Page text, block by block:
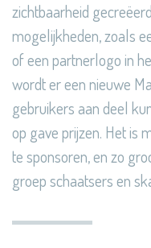
zichtbaarheid
mogelijkheden, zoals
of een partnerlogo in
wordt er een nieuwe
gebruikers aan deel
op gave prijzen. Het is
te sponsoren, en zo
groep schaatsers en